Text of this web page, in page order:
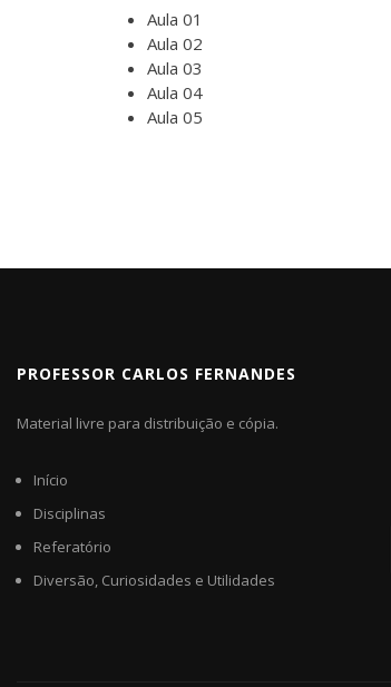
Aula 01
Aula 02
Aula 03
Aula 04
Aula 05
PROFESSOR CARLOS FERNANDES
Material livre para distribuição e cópia.
Início
Disciplinas
Referatório
Diversão, Curiosidades e Utilidades